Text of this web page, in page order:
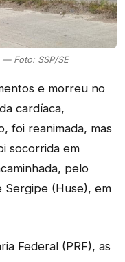
— Foto: SSP/SE
e morreu no
cardíaca,
foi reanimada, mas
socorrida em
pelo
Sergipe (Huse), em
Federal (PRF), as